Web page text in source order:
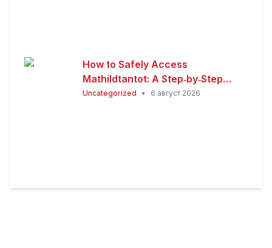
How to Safely Access
Mathildtantot: A Step‑by‑Step
Premium Guide
Uncategorized • 6 август 2026